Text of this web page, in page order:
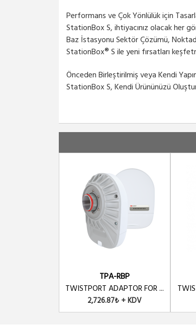
Performans ve Çok Yönlülük için
StationBox S, ihtiyacınız olacak her
Baz İstasyonu Sektör Çözümü,
StationBox® S ile yeni fırsatları
Önceden Birleştirilmiş veya Kendi
StationBox S, Kendi Ürününüzü
TPA-RBP
TWISTPORT ADAPTOR FOR ...
2,726.87₺ + KDV